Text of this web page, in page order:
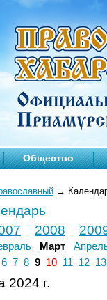
Общество
→
2008
Март
6 7 8 9 10 11 12 13
2024 г.